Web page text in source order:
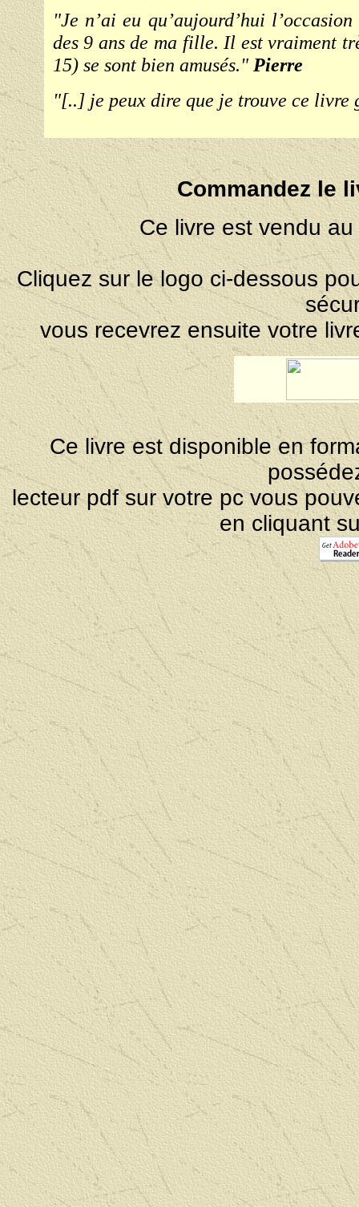
"Je n’ai eu qu’aujourd’hui
des 9 ans de ma fille. Il est vraiment
15) se sont bien amusés." Pierre
"[..] je peux dire que je trouve ce
Commandezle
Ce livre est vendu
Cliquez sur le logo ci-dessous
vous recevrez ensuite votre
Ce livre est disponible en
lecteur pdf sur votre pc vous
en cliquant